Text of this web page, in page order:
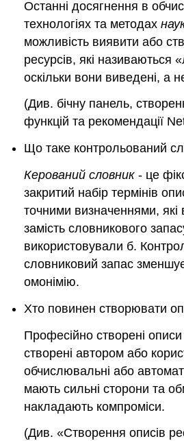
Останні досягнення в
технологіях та методах
можливість виявити або
ресурсів, які називаються «
оскільки вони виведені, а
(Див. бічну панель,
функцій та рекомендації
Що таке контрольований
Керований словник - це
закритий набір термінів
точними визначеннями, які
замість словникового
використовували б.
словниковий запас
омонімію.
Хто повинен створювати
Професійно створені
створені автором або
обчислювальні або
мають сильні сторони та
накладають компроміси.
(Див. «Створення описів